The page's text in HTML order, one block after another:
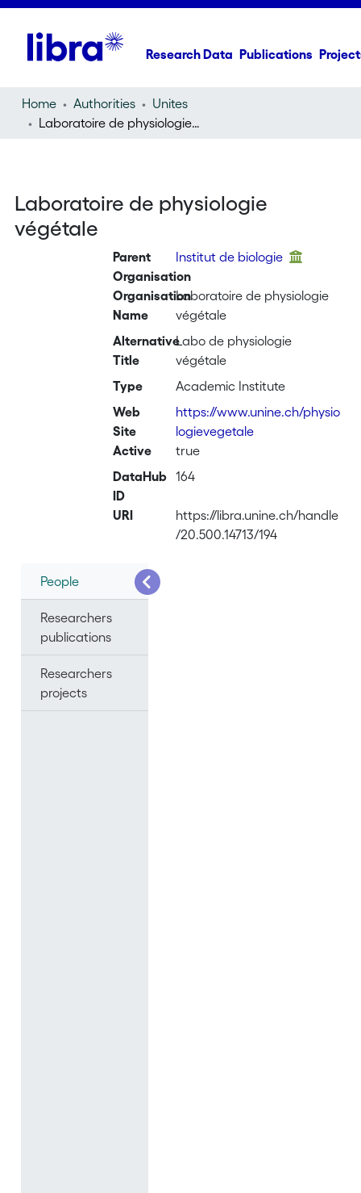
Research Data Publications
Home Authorities
Unites
Laboratoire de physiologie végétale
Laboratoire de physiologie
végétale
Parent
Organisation
Institut de biologie
Organisation
Name
Laboratoire de physiologie
végétale
Alternative
Title
Labo de physiologie
végétale
Type
Academic Institute
Web
Site
https://www.unine.ch/physio
logievegetale
Active
true
DataHub
ID
164
URI
https://libra.unine.ch/handle
/20.500.14713/194
People
Researchers
publications
Researchers
projects